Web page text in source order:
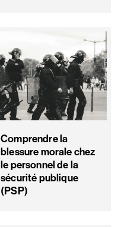
Comprendre la
blessure morale chez
le personnel de la
sécurité publique
(PSP)